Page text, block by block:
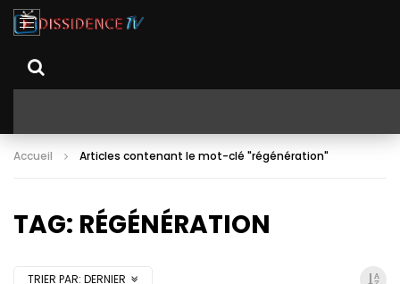
Accueil Articles contenant le mot-clé "régénération"
TAG: RÉGÉNÉRATION
TRIER PAR: DERNIER